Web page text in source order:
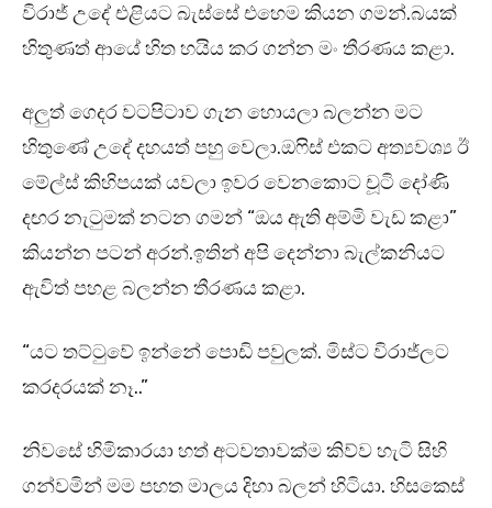
විරාජ් උදේ එළියට බැස්සේ එහෙම කියන ගමන්.බයක්
හිතුණත් ආයේ හිත හයිය කර ගන්න මං තීරණය කළා.
අලුත් ගෙදර වටපිටාව ගැන හොයලා බලන්න මට
හිතුණේ උදේ දහයත් පහු වෙලා.ඔෆිස් එකට අත්‍යවශ්‍ය ඊ
මේල්ස් කිහිපයක් යවලා ඉවර වෙනකොට චූටි දෝණි
දඟර නැටුමක් නටන ගමන් “ඔය ඇති අම්මි වැඩ කළා”
කියන්න පටන් අරන්.ඉතින් අපි දෙන්නා බැල්කනියට
ඇවිත් පහළ බලන්න තීරණය කළා.
“යට තට්ටුවේ ඉන්නේ පොඩි පවුලක්. මිස්ට විරාජ්ලට
කරදරයක් නෑ..”
නිවසේ හිමිකාරයා හත් අටවතාවක්ම කිව්ව හැටි සිහි
ගන්වමින් මම පහත මාලය දිහා බලන් හිටියා. හිසකෙස්